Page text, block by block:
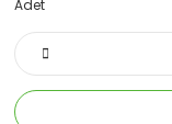
Adet